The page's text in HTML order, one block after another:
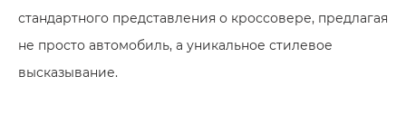
стандартного представления о кроссовере, предлагая
не просто автомобиль, а уникальное стилевое
высказывание.